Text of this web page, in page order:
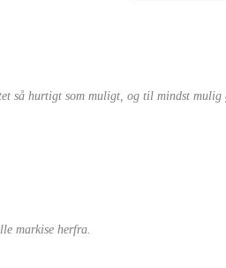
så hurtigt som muligt, og til mindst mulig
markise herfra.